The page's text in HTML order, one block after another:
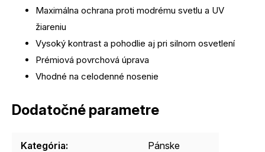
Maximálna ochrana proti modrému svetlu a UV
žiareniu
Vysoký kontrast a pohodlie aj pri silnom osvetlení
Prémiová povrchová úprava
Vhodné na celodenné nosenie
Dodatočné parametre
Kategória: Pánske